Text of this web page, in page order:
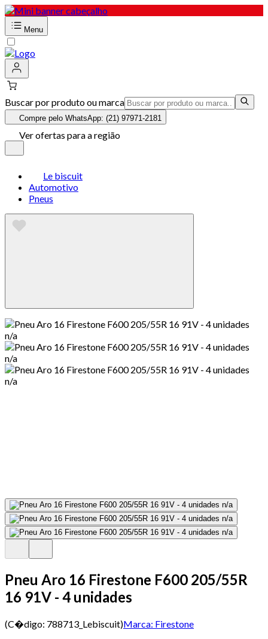
Menu
Buscar por produto ou marca
Compre pelo WhatsApp: (21) 97971-2181
Ver ofertas para a região
Le biscuit
Automotivo
Pneus
Pneu Aro 16 Firestone F600 205/55R
16 91V - 4 unidades
(C�digo: 788713_Lebiscuit)Marca: Firestone